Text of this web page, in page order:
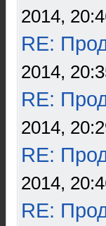
2014,
RE:
2014,
RE:
2014,
RE:
2014,
RE: